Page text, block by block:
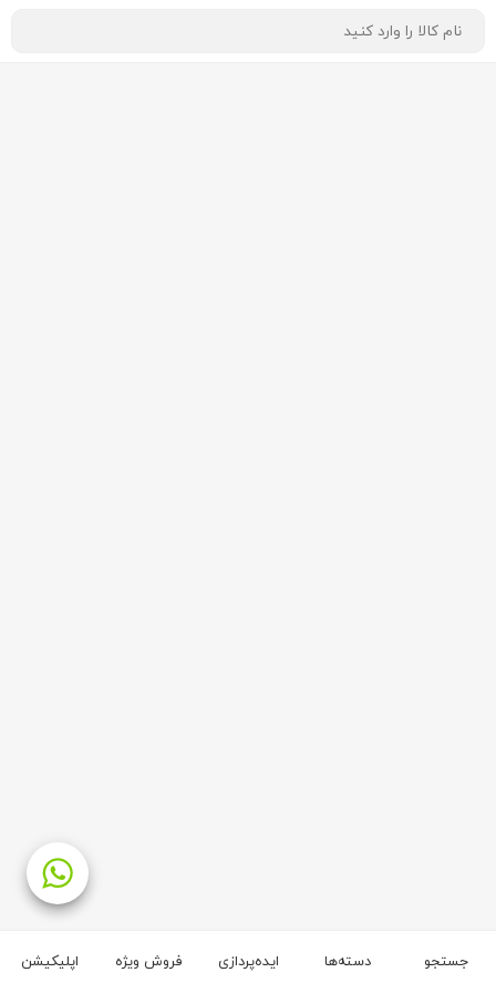
جستجو دسته‌ها ایده‌پردازی فروش ویژه اپلیکیشن